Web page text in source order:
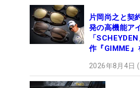
片岡尚之と契
発の高機能ア
「
作『GIMME』
2026年8月4日